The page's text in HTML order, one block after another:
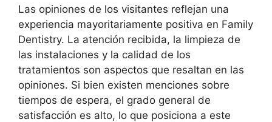
Las opiniones de los visitantes reflejan una
experiencia mayoritariamente positiva en Family
Dentistry. La atención recibida, la limpieza de
las instalaciones y la calidad de los
tratamientos son aspectos que resaltan en las
opiniones. Si bien existen menciones sobre
tiempos de espera, el grado general de
satisfacción es alto, lo que posiciona a este